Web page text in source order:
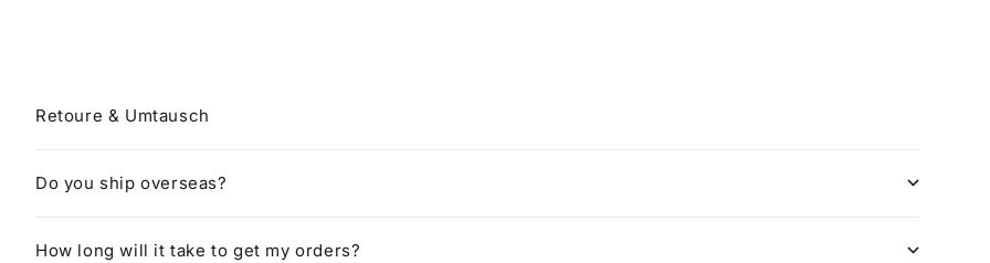
Retoure & Umtausch
Do you ship overseas?
How long will it take to get my orders?